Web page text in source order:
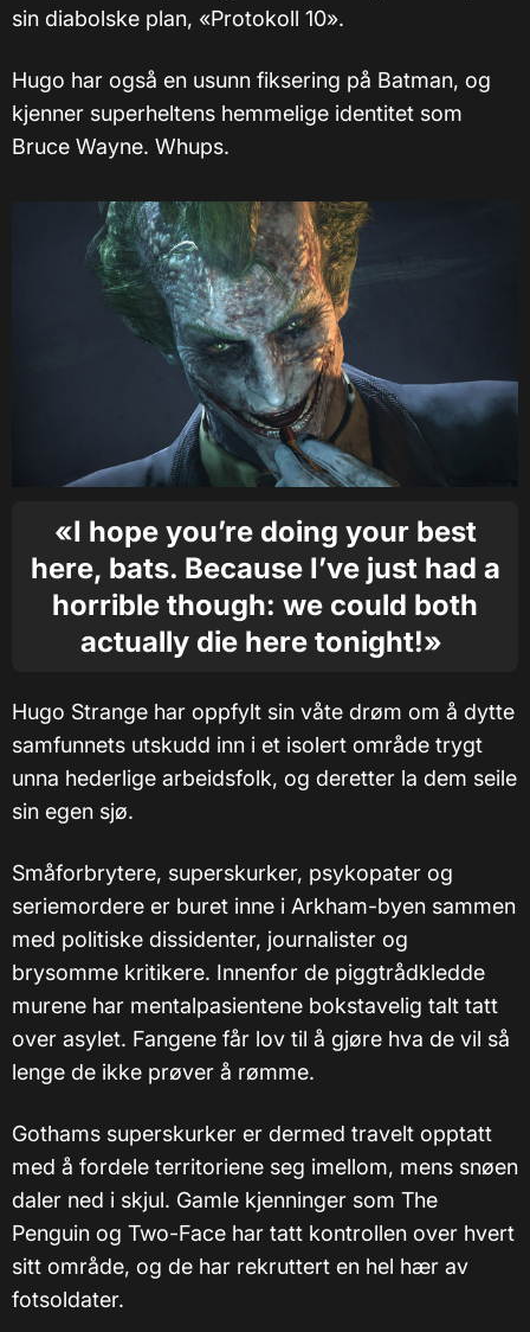
sin diabolske plan, «Protokoll 10».
Hugo har også en usunn fiksering på Batman, og
kjenner superheltens hemmelige identitet som
Bruce Wayne. Whups.
«I hope you’re doing your best
here, bats. Because I’ve just had a
horrible though: we could both
actually die here tonight!»
Hugo Strange har oppfylt sin våte drøm om å dytte
samfunnets utskudd inn i et isolert område trygt
unna hederlige arbeidsfolk, og deretter la dem seile
sin egen sjø.
Småforbrytere, superskurker, psykopater og
seriemordere er buret inne i Arkham-byen sammen
med politiske dissidenter, journalister og
brysomme kritikere. Innenfor de piggtrådkledde
murene har mentalpasientene bokstavelig talt tatt
over asylet. Fangene får lov til å gjøre hva de vil så
lenge de ikke prøver å rømme.
Gothams superskurker er dermed travelt opptatt
med å fordele territoriene seg imellom, mens snøen
daler ned i skjul. Gamle kjenninger som The
Penguin og Two-Face har tatt kontrollen over hvert
sitt område, og de har rekruttert en hel hær av
fotsoldater.